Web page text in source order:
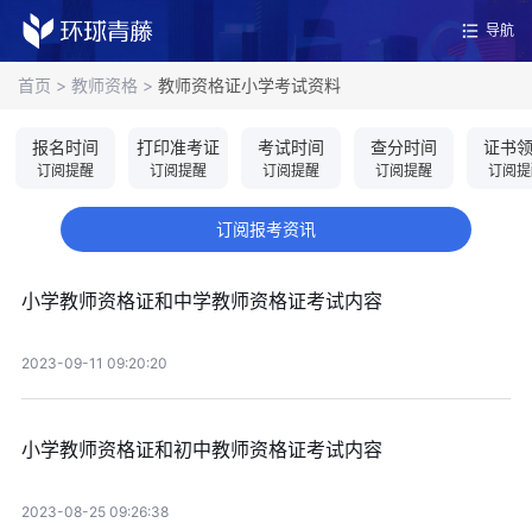
导航
首页 > 教师资格 > 教师资格证小学考试资料
报名时间
订阅提醒
打印准考证
订阅提醒
考试时间
订阅提醒
查分时间
订阅提醒
证书
订阅
订阅报考资讯
小学教师资格证和中学教师资格证考试内容
2023-09-11 09:20:20
小学教师资格证和初中教师资格证考试内容
2023-08-25 09:26:38